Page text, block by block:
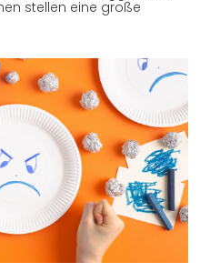
stellen eine große